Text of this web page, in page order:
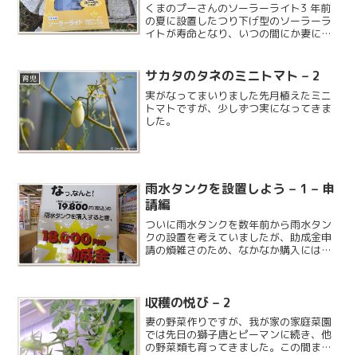
くまのプーさんのソーラーライト3 年前
の夏に設置したつり下げ型のソーラーラ
イトが寿命となり、いつの間にか妻に捨
シリーズは、銚子のイオンで見かけた時
に欲しかったのですが、...
育児 サカタのタネのミニトマト – 2
実がなってまいりました先月植えたミニ
トマトですが、少しずつ実になってきま
した。
雨水タンクを設置しよう – 1 – 申
請編
ついに雨水タンクを数年前から雨水タン
クの設置を考えていましたが、助成金申
請の煩雑さのため、なかなか購入には至
収穫の悦び – 2
妻の野菜作りですが、我が家の家庭菜園
では先日の獅子唐とピーマンに続き、他
の野菜類も育ってきました。この間まで